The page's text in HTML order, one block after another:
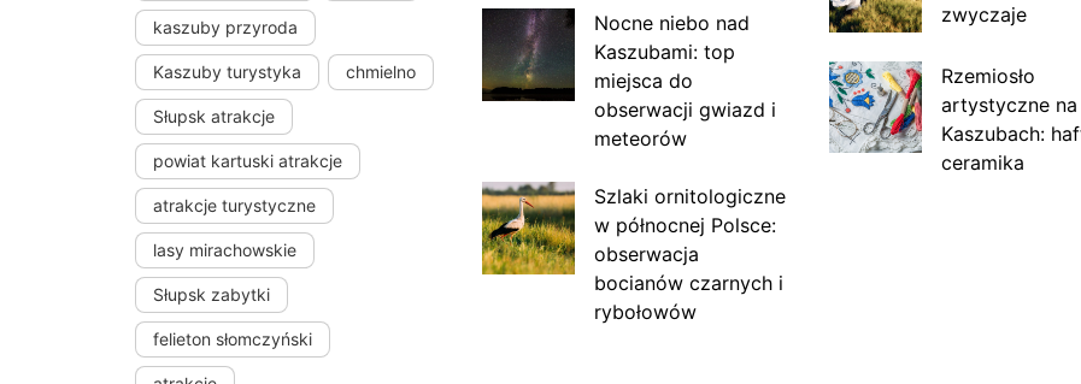
kaszuby przyroda
Kaszuby turystyka chmielno
Słupsk atrakcje
powiat kartuski atrakcje
atrakcje turystyczne
lasy mirachowskie
Słupsk zabytki
felieton słomczyński
Nocne niebo nad
Kaszubami: top
miejsca do
obserwacji gwiazd i
meteorów
Szlaki ornitologiczne
w północnej Polsce:
obserwacja
bocianów czarnych i
rybołowów
zwyczaje
Rzemiosło
artystyczne na
Kaszubach:
ceramika